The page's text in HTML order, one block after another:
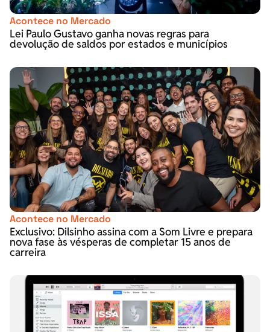
Acontece no Mercado
Lei Paulo Gustavo ganha novas regras para
devolução de saldos por estados e municípios
Acontece no Mercado
Exclusivo: Dilsinho assina com a Som Livre e prepara
nova fase às vésperas de completar 15 anos de
carreira